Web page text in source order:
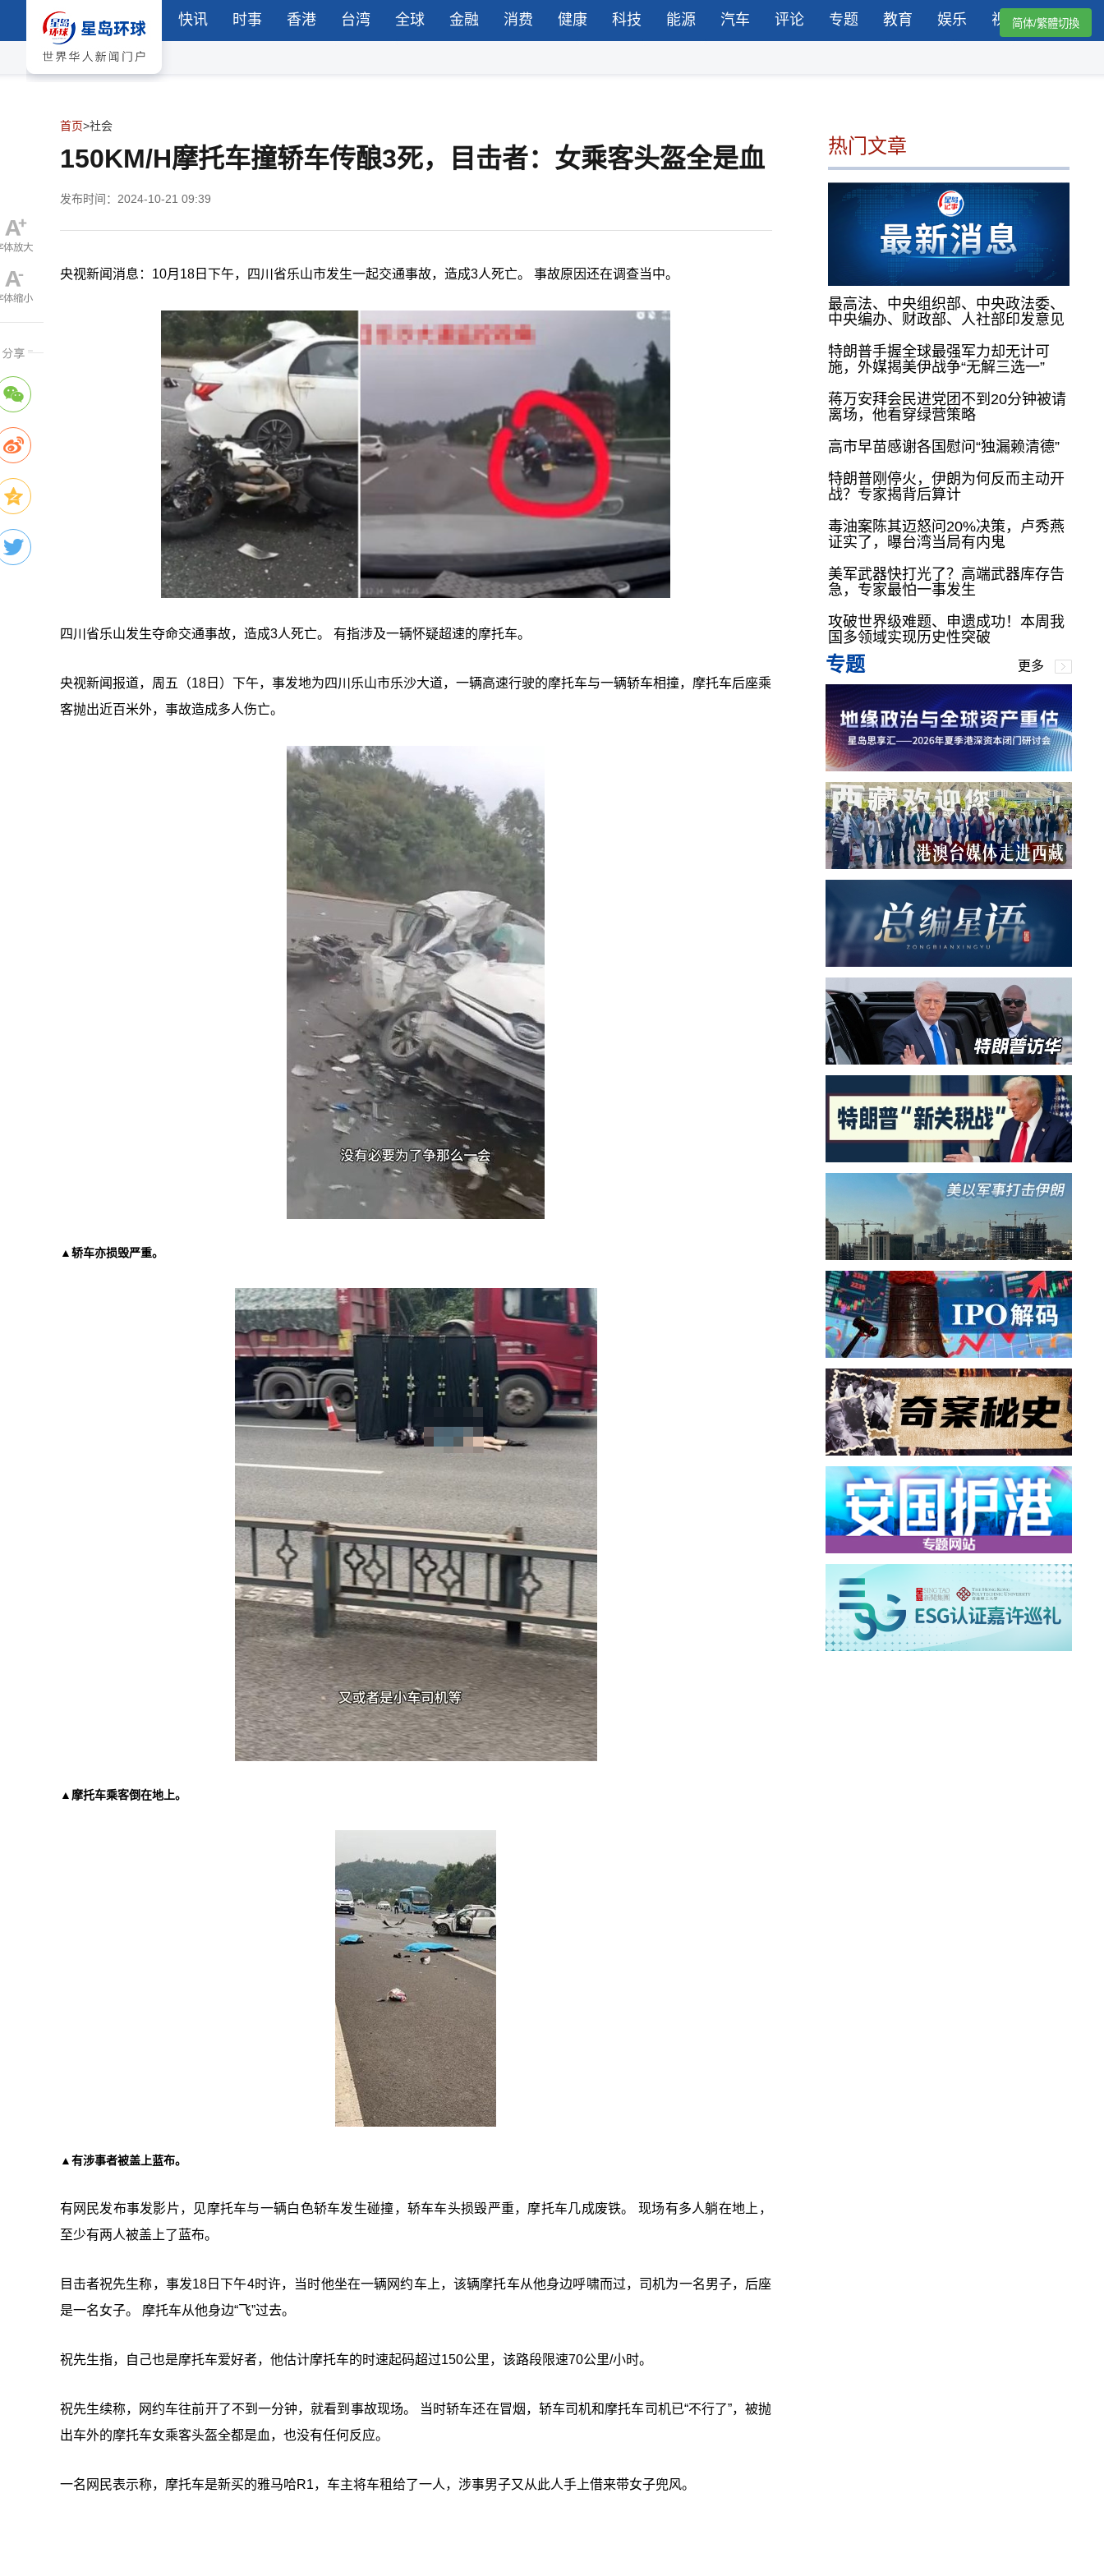
快讯 时事 香港 台湾 全球 金融 消费 健康 科技 能源 汽车 评论 专题 教育 娱乐 视频简体/繁體切換
首页>社会
150KM/H摩托车撞轿车传酿3死，目击者：女乘客头盔全是血
发布时间：2024-10-21 09:39
央视新闻消息：10月18日下午，四川省乐山市发生一起交通事故，造成3人死亡。 事故原因还在调查当中。
四川省乐山发生夺命交通事故，造成3人死亡。 有指涉及一辆怀疑超速的摩托车。
央视新闻报道，周五（18日）下午，事发地为四川乐山市乐沙大道，一辆高速行驶的摩托车与一辆轿车相撞，摩托车后座乘
客抛出近百米外，事故造成多人伤亡。
▲轿车亦损毁严重。
▲摩托车乘客倒在地上。
▲有涉事者被盖上蓝布。
有网民发布事发影片，见摩托车与一辆白色轿车发生碰撞，轿车车头损毁严重，摩托车几成废铁。 现场有多人躺在地上，
至少有两人被盖上了蓝布。
目击者祝先生称，事发18日下午4时许，当时他坐在一辆网约车上，该辆摩托车从他身边呼啸而过，司机为一名男子，后座
是一名女子。 摩托车从他身边“飞”过去。
祝先生指，自己也是摩托车爱好者，他估计摩托车的时速起码超过150公里，该路段限速70公里/小时。
祝先生续称，网约车往前开了不到一分钟，就看到事故现场。 当时轿车还在冒烟，轿车司机和摩托车司机已“不行了”，被抛
出车外的摩托车女乘客头盔全都是血，也没有任何反应。
一名网民表示称，摩托车是新买的雅马哈R1，车主将车租给了一人，涉事男子又从此人手上借来带女子兜风。
热门文章
最高法、中央组织部、中央政法委、
中央编办、财政部、人社部印发意见
特朗普手握全球最强军力却无计可
施，外媒揭美伊战争“无解三选一”
蒋万安拜会民进党团不到20分钟被请
离场，他看穿绿营策略
高市早苗感谢各国慰问“独漏赖清德”
特朗普刚停火，伊朗为何反而主动开
战？专家揭背后算计
毒油案陈其迈怒问20%决策，卢秀燕
证实了，曝台湾当局有内鬼
美军武器快打光了？高端武器库存告
急，专家最怕一事发生
攻破世界级难题、申遗成功！本周我
国多领域实现历史性突破
专题 更多